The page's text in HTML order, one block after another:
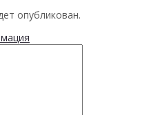
опубликован.